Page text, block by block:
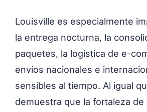
Louisville es especialmente
la entrega nocturna, la
paquetes, la logística de e-
envíos nacionales e
sensibles al tiempo. Al igual
demuestra que la fortaleza